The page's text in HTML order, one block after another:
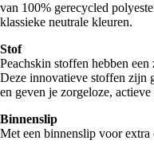
van 100% gerecycled
klassieke neutrale kleuren.
Stof
Peachskin stoffen hebben
Deze innovatieve stoffen zijn
en geven je zorgeloze, actieve
Binnenslip
Met een binnenslip voor